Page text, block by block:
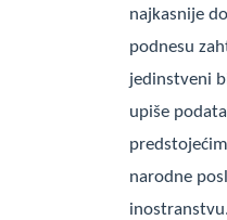
najkasnije
podnesu
jedinstveni
upiše
narodne